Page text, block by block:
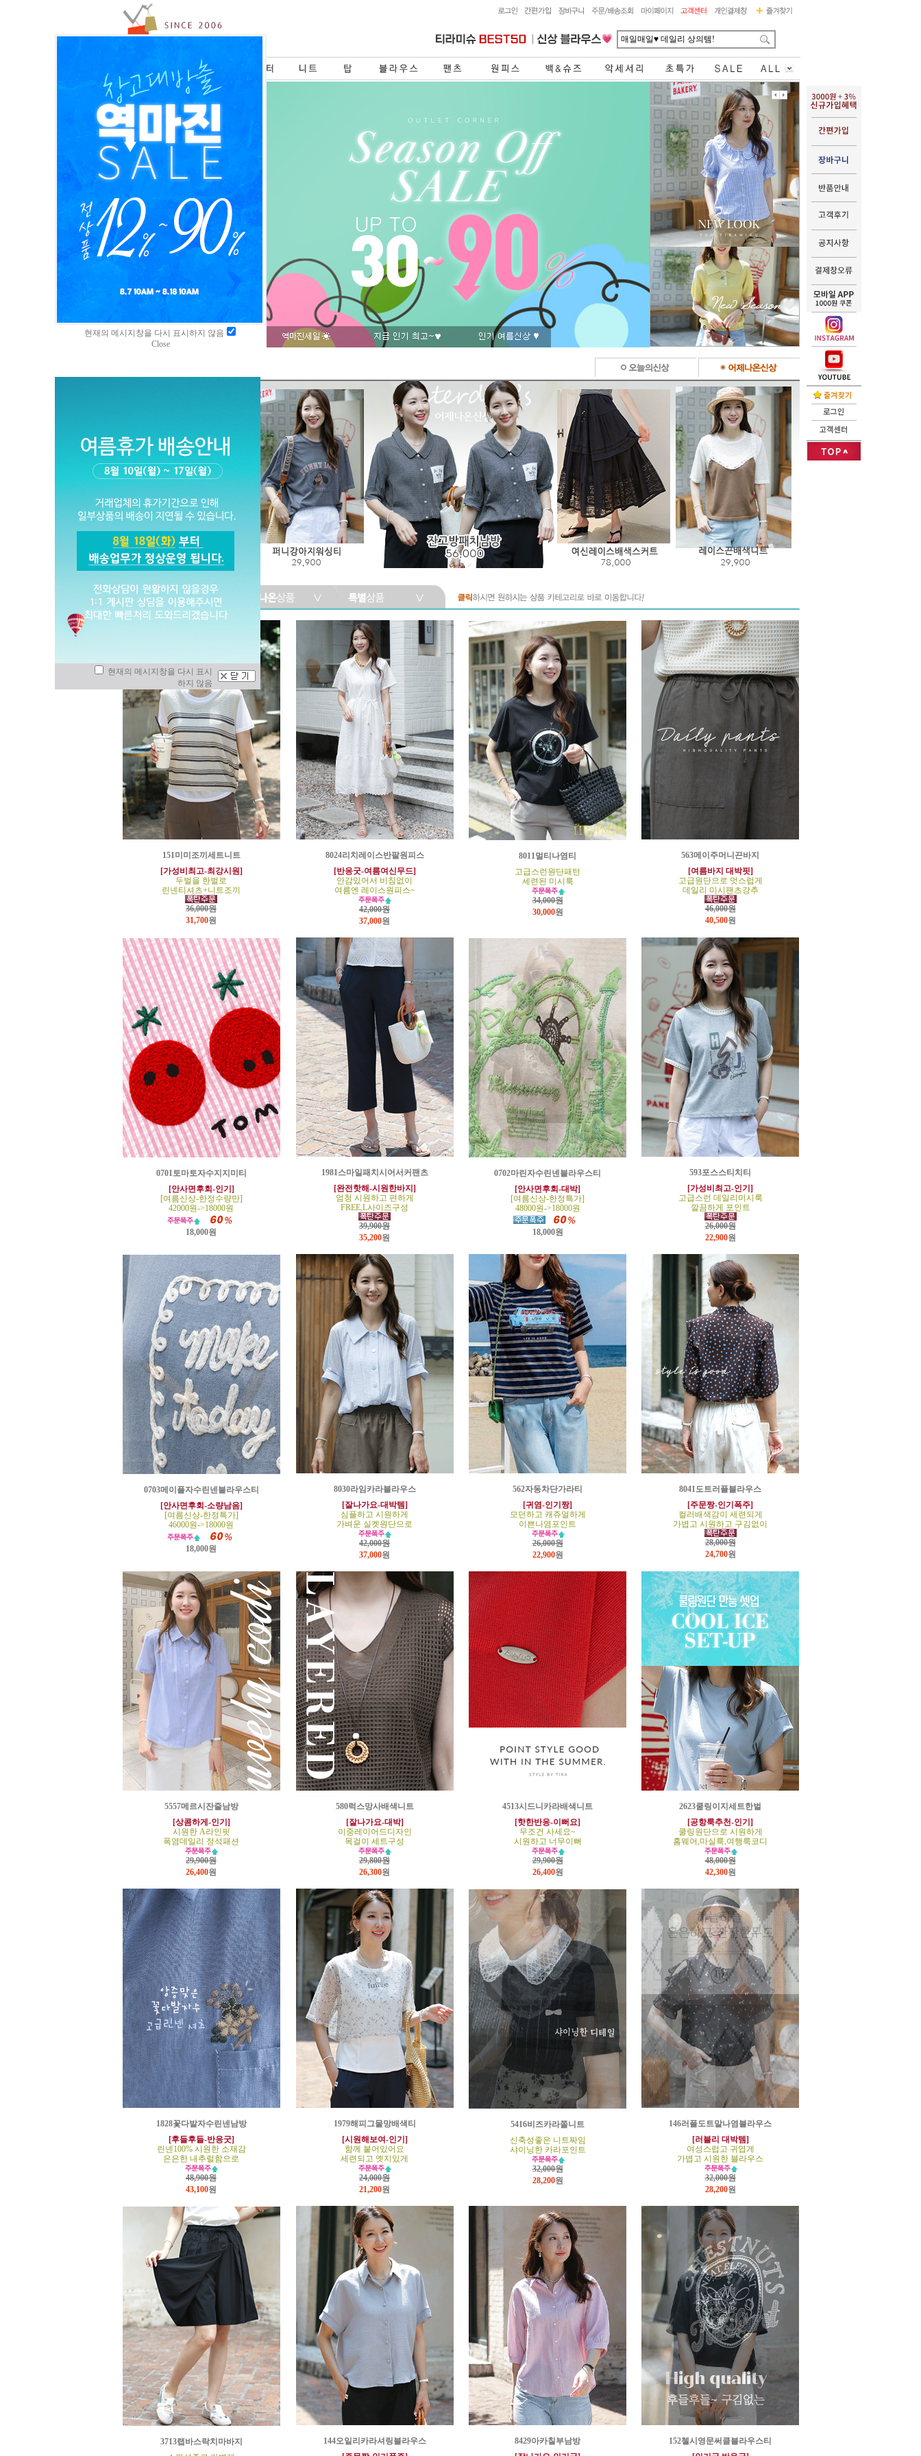
151미미조끼세트니트
[가성비최고-최강시원]
두벌을 한벌로
린넨티셔츠+니트조끼
36,000원
31,700원
8024리치레이스반팔원피스
[반응굿-여름여신무드]
안감있어서 비침없이
여름엔 레이스원피스~
42,000원
37,000원
8011멀티나염티
고급스런원단패턴
세련된 미시룩
34,000원
30,000원
563메이주머니끈바지
[여름바지 대박핏]
고급원단으로 멋스럽게
데일리 미시팬츠강추
46,000원
40,500원
0701토마토자수지지미티
[안사면후회-인기]
[여름신상-한정수량만]
42000원->18000원
18,000원
1981스마일패치시어서커팬츠
[완전핫해-시원한바지]
엄청 시원하고 편하게
FREE,L사이즈구성
39,900원
35,200원
0702마린자수린넨블라우스티
[안사면후회-대박]
[여름신상-한정특가]
48000원->18000원
18,000원
593포스스티치티
[가성비최고-인기]
고급스런 데일리미시룩
깔끔하게 포인트
26,000원
22,900원
0703메이플자수린넨블라우스티
[안사면후회-소량남음]
[여름신상-한정특가]
46000원->18000원
18,000원
8030라임카라블라우스
[잘나가요-대박템]
심플하고 시원하게
가벼운 실켓원단으로
42,000원
37,000원
562자동차단가라티
[귀염-인기짱]
모던하고 캐쥬얼하게
이쁜나염포인트
26,000원
22,900원
8041도트러플블라우스
[주문짱-인기폭주]
컬러배색감이 세련되게
가볍고 시원하고 구김없이
28,000원
24,700원
5557메르시잔줄남방
[상콤하게-인기]
시원한 A라인핏
폭염데일리 정석패션
29,900원
26,400원
580럭스망사배색니트
[잘나가요-대박]
이중레이어드디자인
목걸이 세트구성
29,800원
26,300원
4513시드니카라배색니트
[핫한반응-이뻐요]
무조건 사세요~
시원하고 너무이뻐
29,900원
26,400원
2623쿨링이지세트한벌
[공항룩추천-인기]
쿨링원단으로 시원하게
홈웨어,마실룩,여행룩코디
48,000원
42,300원
1828꽃다발자수린넨남방
[후들후들-반응굿]
린넨100% 시원한 소재감
은은한 내추럴함으로
48,900원
43,100원
1979해피그물망배색티
[시원해보여-인기]
함께 붙어있어요
세련되고 엣지있게
24,000원
21,200원
5416비즈카라쫄니트
신축성좋은 니트짜임
샤이닝한 카라포인트
32,000원
28,200원
146러플도트말나염블라우스
[러블리 대박템]
여성스럽고 귀엽게
가볍고 시원한 블라우스
32,000원
28,200원
3713랩바스락치마바지
144오일리카라셔링블라우스
8429아카칠부남방
152첼시영문써클블라우스티
현재의 메시지창을 다시 표시하지 않음
Close
현재의 메시지창을 다시 표시
하지 않음